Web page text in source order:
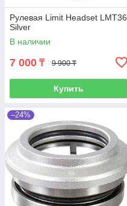
Рулевая Limit Headset LMT36
Silver
В наличии
7 000 ₸ 9 900 ₸
Купить
–24%